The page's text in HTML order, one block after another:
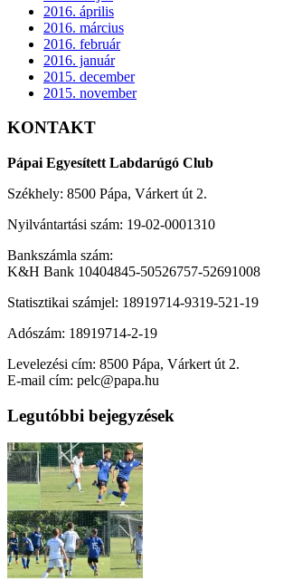
2016. április
2016. március
2016. február
2016. január
2015. december
2015. november
KONTAKT
Pápai Egyesített Labdarúgó Club
Székhely: 8500 Pápa, Várkert út 2.
Nyilvántartási szám: 19-02-0001310
Bankszámla szám:
K&H Bank 10404845-50526757-52691008
Statisztikai számjel: 18919714-9319-521-19
Adószám: 18919714-2-19
Levelezési cím: 8500 Pápa, Várkert út 2.
E-mail cím: pelc@papa.hu
Legutóbbi bejegyzések